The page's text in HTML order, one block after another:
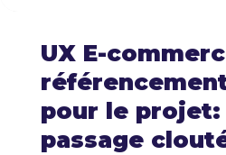
UX E-
pour le projet:
passage